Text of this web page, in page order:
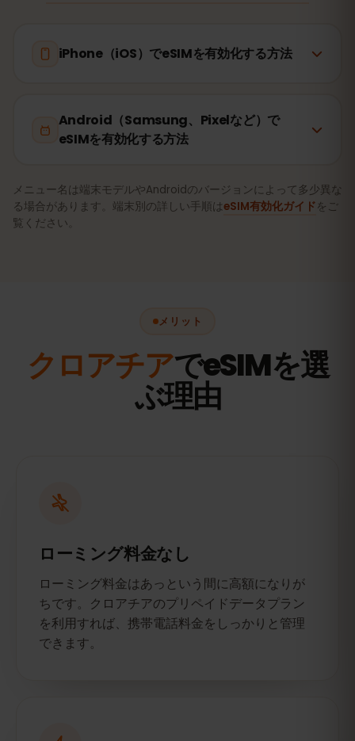
iPhone（iOS）でeSIMを有効化する方法
Android（Samsung、Pixelなど）で
eSIMを有効化する方法
メニュー名は端末モデルやAndroidのバージョンによって多少異な
る場合があります。端末別の詳しい手順はeSIM有効化ガイドをご
覧ください。
メリット
クロアチアでeSIMを選
ぶ理由
ローミング料金なし
ローミング料金はあっという間に高額になりが
ちです。クロアチアのプリペイドデータプラン
を利用すれば、携帯電話料金をしっかりと管理
できます。